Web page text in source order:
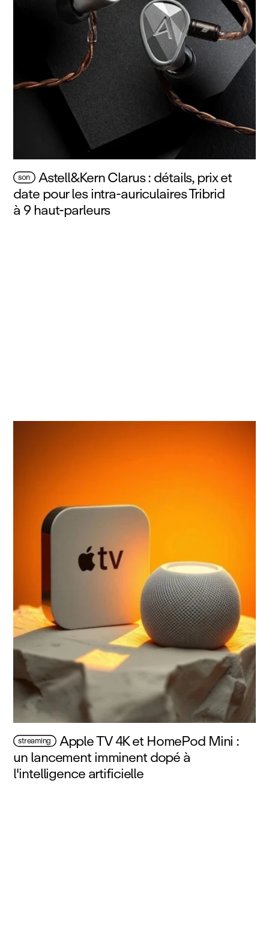
son Astell&Kern Clarus : détails, prix et
date pour les intra‑auriculaires Tribrid
à 9 haut‑parleurs
streaming Apple TV 4K et HomePod Mini :
un lancement imminent dopé à
l'intelligence artificielle